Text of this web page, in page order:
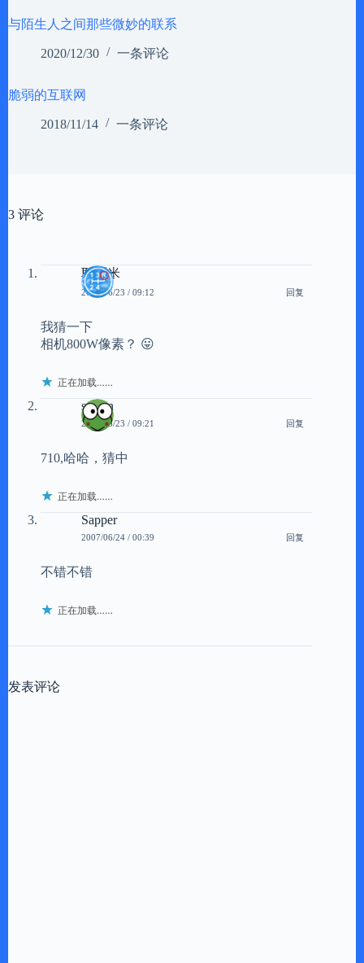
与陌生人之间那些微妙的联系
2020/12/30 一条评论
脆弱的互联网
2018/11/14 一条评论
3 评论
耶利米
2007/06/23 / 09:12 回复
我猜一下
相机800W像素？ 😛
正在加载……
scavin
2007/06/23 / 09:21 回复
710,哈哈，猜中
正在加载……
Sapper
2007/06/24 / 00:39 回复
不错不错
正在加载……
发表评论